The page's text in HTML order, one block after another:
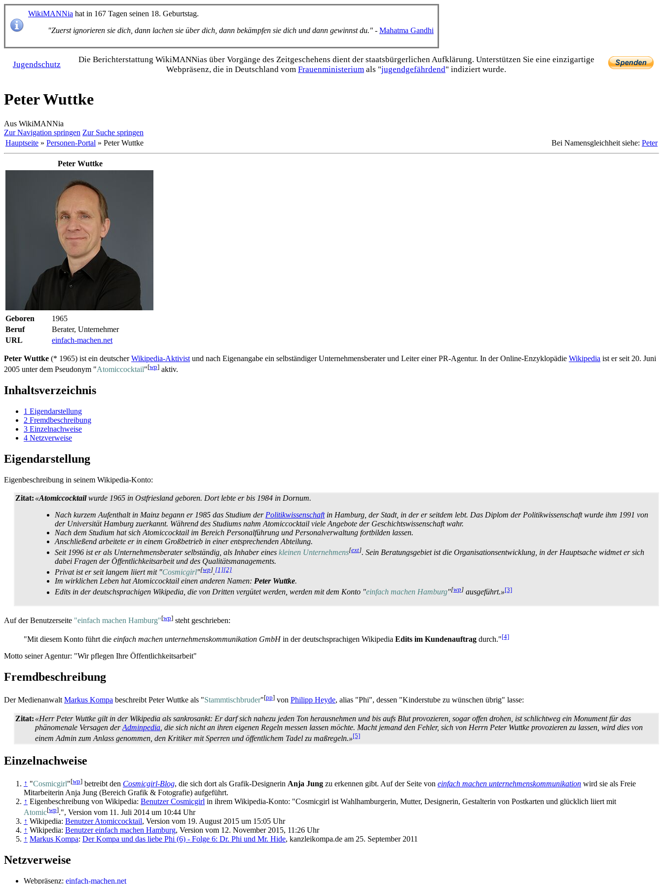
WikiMANNia hat in 167 Tagen seinen 18. Geburtstag.
"Zuerst ignorieren sie dich, dann lachen sie über dich, dann bekämpfen sie dich und dann gewinnst du." - Mahatma Gandhi
Jugendschutz
Die Bericht­erstattung WikiMANNias über Vorgänge des Zeitgeschehens dient der staats­bürgerlichen Aufklärung. Unterstützen Sie eine einzig­artige
Webpräsenz, die in Deutschland vom Frauen­ministerium als "jugend­gefährdend" indiziert wurde.
Peter Wuttke
Aus WikiMANNia
Zur Navigation springen Zur Suche springen
Hauptseite » Personen-Portal » Peter Wuttke Bei Namensgleichheit siehe: Peter
Peter Wuttke
Geboren
1965
Beruf
Berater, Unternehmer
URL
einfach-machen.net
Peter Wuttke (* 1965) ist ein deutscherWikipedia-Aktivist und nach Eigenangabe ein selbständiger Unternehmens­berater und Leiter einer PR-Agentur. In der Online-Enzyklopädie Wikipedia ist er seit 20. Juni
2005 unter dem Pseudonym "Atomiccocktail"[wp] aktiv.
Inhaltsverzeichnis
1 Eigendarstellung
2 Fremdbeschreibung
3 Einzelnachweise
4 Netzverweise
Eigendarstellung
Eigenbeschreibung in seinem Wikipedia-Konto:
Zitat: «Atomiccocktailwurde 1965 in Ostfriesland geboren. Dort lebte er bis 1984 in Dornum.
Nach kurzem Aufenthalt in Mainz begann er 1985 das Studium der Politikwissenschaftin Hamburg, der Stadt, in der er seitdem lebt. Das Diplom der Politikwissenschaft wurde ihm 1991 von
der Universität Hamburg zuerkannt. Während des Studiums nahm Atomiccocktail viele Angebote der Geschichts­wissen­schaft wahr.
Nach dem Studium hat sich Atomiccocktail im Bereich Personal­führung und Personal­verwaltung fortbilden lassen.
Anschließend arbeitete er in einem Großbetrieb in einer entsprechenden Abteilung.
Seit 1996 ist er als Unternehmensberater selbständig, als Inhaber eines kleinen Unternehmens[ext]. Sein Beratungsgebiet ist die Organisations­entwicklung, in der Hauptsache widmet er sich
dabei Fragen der Öffentlichkeits­arbeit und des Qualitäts­managements.
Privat ist er seit langem liiert mit "Cosmicgirl"[wp].[1][2]
Im wirklichen Leben hat Atomiccocktail einen anderen Namen: Peter Wuttke.
Edits in der deutschsprachigen Wikipedia, die von Dritten vergütet werden, werden mit dem Konto "einfach machen Hamburg"[wp] ausgeführt.»[3]
Auf der Benutzerseite "einfach machen Hamburg"[wp] steht geschrieben:
"Mit diesem Konto führt die einfach machen unternehmens­kommunikation GmbHin der deutsch­sprachigen Wikipedia Edits im Kundenauftrag durch."[4]
Motto seiner Agentur: "Wir pflegen Ihre Öffentlich­keits­arbeit"
Fremdbeschreibung
Der MedienanwaltMarkus Kompa beschreibt Peter Wuttke als "Stamm­tisch­bruder"[pp] von Philipp Heyde, alias "Phi", dessen "Kinderstube zu wünschen übrig" lasse:
Zitat: «Herr Peter Wuttke gilt in der Wikipedia als sankrosankt: Er darf sich nahezu jeden Ton heraus­nehmen und bis aufs Blut provozieren, sogar offen drohen, ist schlichtweg ein Monument für das
phänomenale Versagen derAdminpedia , die sich nicht an ihren eigenen Regeln messen lassen möchte. Macht jemand den Fehler, sich von Herrn Peter Wuttke provozieren zu lassen, wird dies von
einem Admin zum Anlass genommen, den Kritiker mit Sperren und öffentlichem Tadel zu maßregeln.»[5]
Einzelnachweise
↑ "Cosmicgirl"[wp] betreibt den Cosmicgirl-Blog, die sich dort als Grafik-Designerin Anja Jung zu erkennen gibt. Auf der Seite von einfach machen unternehmenskommunikation wird sie als Freie
Mitarbeiterin Anja Jung (Bereich Grafik & Fotografie) aufgeführt.
↑ Eigenbeschreibung von Wikipedia: Benutzer Cosmicgirl in ihrem Wikipedia-Konto: "Cosmicgirl ist Wahl­hamburgerin, Mutter, Designerin, Gestalterin von Postkarten und glücklich liiert mit
Atomic[wp].", Version vom 11. Juli 2014 um 10:44 Uhr
↑ Wikipedia: Benutzer Atomiccocktail, Version vom 19. August 2015 um 15:05 Uhr
↑ Wikipedia: Benutzer einfach machen Hamburg, Version vom 12. November 2015, 11:26 Uhr
↑ Markus Kompa: Der Kompa und das liebe Phi (6) - Folge 6: Dr. Phi und Mr. Hide, kanzleikompa.de am 25. September 2011
Netzverweise
Webpräsenz: einfach-machen.net